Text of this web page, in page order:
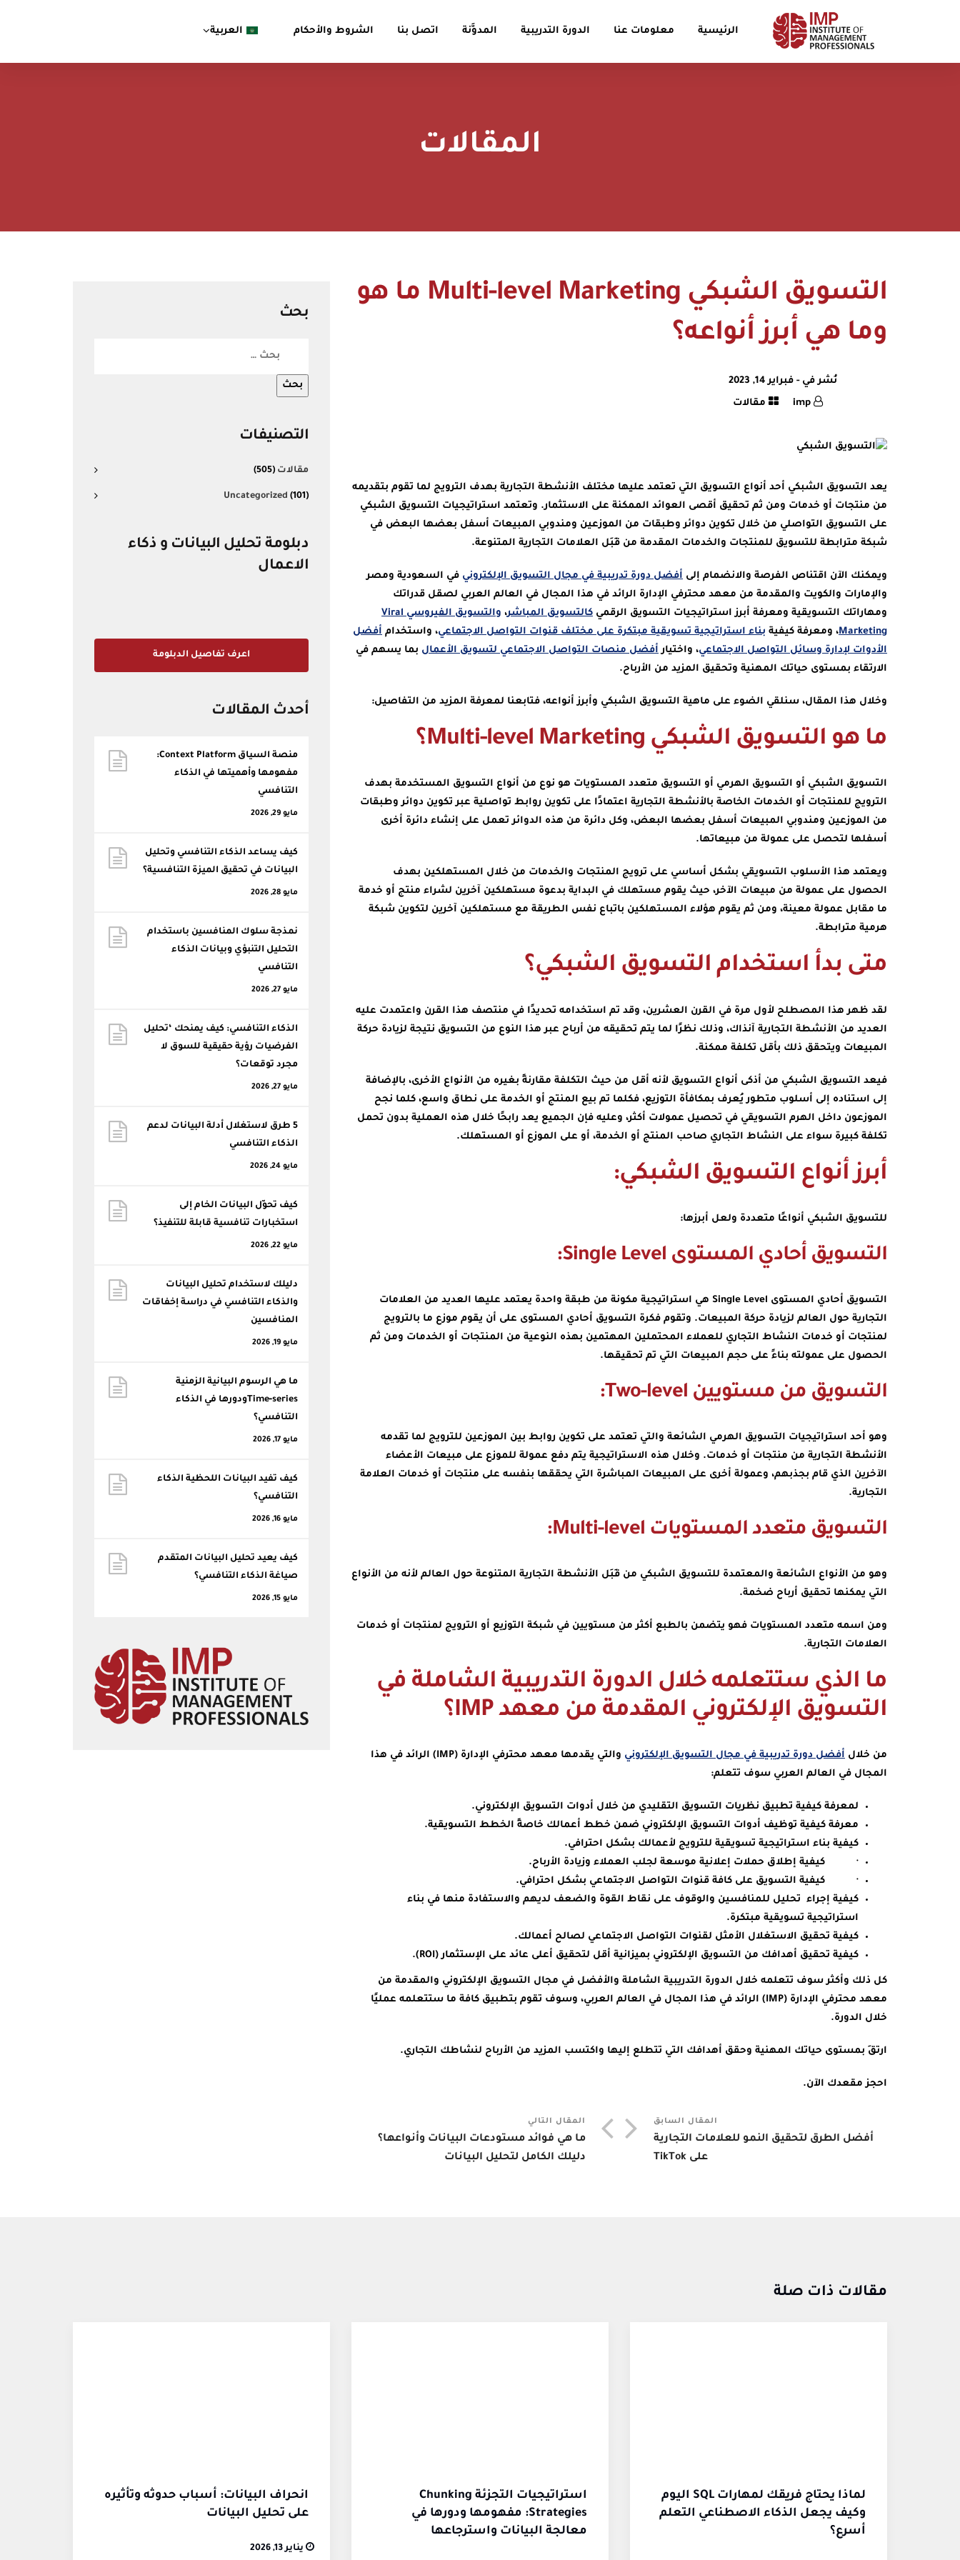
الرئيسية معلومات عنا الدورة التدريبية المدوَّنة اتصل بنا الشروط والأحكام العربية
المقالات
التسويق الشبكي Multi-level Marketing ما هو
وما هي أبرز أنواعه؟
نُشر في - فبراير 14, 2023
imp مقالات
يعد التسويق الشبكي أحد أنواع التسويق التي تعتمد عليها مختلف الأنشطة التجارية بهدف الترويج لما تقوم بتقديمه
من منتجات أو خدمات ومن ثم تحقيق أقصى العوائد الممكنة على الاستثمار. وتعتمد استراتيجيات التسويق الشبكي
على التسويق التواصلي من خلال تكوين دوائر وطبقات من الموزعين ومندوبي المبيعات أسفل بعضها البعض في
شبكة مترابطة للتسويق للمنتجات والخدمات المقدمة من قِبَل العلامات التجارية المتنوعة.
ويمكنك الآن اقتناص الفرصة والانضمام إلى أفضل دورة تدريبية في مجال التسويق الإلكتروني في السعودية ومصر
والإمارات والكويت والمقدمة من معهد محترفي الإدارة الرائد في هذا المجال في العالم العربي لصقل قدراتك
ومهاراتك التسويقية ومعرفة أبرز استراتيجيات التسويق الرقمي كالتسويق المباشر،
والتسويق الفيروسي Viral
Marketing، ومعرفة كيفية بناء استراتيجية تسويقية مبتكرة على مختلف قنوات التواصل الاجتماعي، واستخدام أفضل
الأدوات لإدارة وسائل التواصل الاجتماعي، واختيارأفضل منصات التواصل الاجتماعي لتسويق الأعمال بما يسهم في
الارتقاء بمستوى حياتك المهنية وتحقيق المزيد من الأرباح.
وخلال هذا المقال، سنلقي الضوء على ماهية التسويق الشبكي وأبرز أنواعه، فتابعنا لمعرفة المزيد من التفاصيل:
ما هو التسويق الشبكي Multi-level Marketing؟
التسويق الشبكي أو التسويق الهرمي أو التسويق متعدد المستويات هو نوع من أنواع التسويق المستخدمة بهدف
الترويج للمنتجات أو الخدمات الخاصة بالأنشطة التجارية اعتمادًا على تكوين روابط تواصلية عبر تكوين دوائر وطبقات
من الموزعين ومندوبي المبيعات أسفل بعضها البعض، وكل دائرة من هذه الدوائر تعمل على إنشاء دائرة أخرى
أسفلها لتحصل على عمولة من مبيعاتها.
ويعتمد هذا الأسلوب التسويقي بشكل أساسي على ترويج المنتجات والخدمات من خلال المستهلكين بهدف
الحصول على عمولة من مبيعات الآخر، حيث يقوم مستهلك في البداية بدعوة مستهلكين آخرين لشراء منتج أو خدمة
ما مقابل عمولة معينة، ومن ثم يقوم هؤلاء المستهلكين باتباع نفس الطريقة مع مستهلكين آخرين لتكوين شبكة
هرمية مترابطة.
متى بدأ استخدام التسويق الشبكي؟
لقد ظهر هذا المصطلح لأول مرة في القرن العشرين، وقد تم استخدامه تحديدًا في منتصف هذا القرن واعتمدت عليه
العديد من الأنشطة التجارية آنذاك، وذلك نظرًا لما يتم تحقيقه من أرباح عبر هذا النوع من التسويق نتيجة لزيادة حركة
المبيعات ويتحقق ذلك بأقل تكلفة ممكنة.
فيعد التسويق الشبكي من أذكى أنواع التسويق لأنه أقل من حيث التكلفة مقارنةً بغيره من الأنواع الأخرى، بالإضافة
إلى استناده إلى أسلوب متطور يُعرف بمكافأة التوزيع، فكلما تم بيع المنتج أو الخدمة على نطاق واسع، كلما نجح
الموزعون داخل الهرم التسويقي في تحصيل عمولات أكثر، وعليه فإن الجميع يعد رابحًا خلال هذه العملية بدون تحمل
تكلفة كبيرة سواء على النشاط التجاري صاحب المنتج أو الخدمة، أو على الموزع أو المستهلك.
أبرز أنواع التسويق الشبكي:
للتسويق الشبكي أنواعًا متعددة ولعل أبرزها:
التسويق أحادي المستوى Single Level:
التسويق أحادي المستوى Single Level هي استراتيجية مكونة من طبقة واحدة يعتمد عليها العديد من العلامات
التجارية حول العالم لزيادة حركة المبيعات. وتقوم فكرة التسويق أحادي المستوى على أن يقوم موزع ما بالترويج
لمنتجات أو خدمات النشاط التجاري للعملاء المحتملين المهتمين بهذه النوعية من المنتجات أو الخدمات ومن ثم
الحصول على عمولته بناءً على حجم المبيعات التي تم تحقيقها.
التسويق من مستويين Two-level:
وهو أحد استراتيجيات التسويق الهرمي الشائعة والتي تعتمد على تكوين روابط بين الموزعين للترويج لما تقدمه
الأنشطة التجارية من منتجات أو خدمات. وخلال هذه الاستراتيجية يتم دفع عمولة للموزع على مبيعات الأعضاء
الآخرين الذي قام بجذبهم، وعمولة أخرى على المبيعات المباشرة التي يحققها بنفسه على منتجات أو خدمات العلامة
التجارية.
التسويق متعدد المستويات Multi-level:
وهو من الأنواع الشائعة والمعتمدة للتسويق الشبكي من قِبَل الأنشطة التجارية المتنوعة حول العالم لأنه من الأنواع
التي يمكنها تحقيق أرباح ضخمة.
ومن اسمه متعدد المستويات فهو يتضمن بالطبع أكثر من مستويين في شبكة التوزيع أو الترويج لمنتجات أو خدمات
العلامات التجارية.
ما الذي ستتعلمه خلال الدورة التدريبية الشاملة في
التسويق الإلكتروني المقدمة من معهد IMP؟
من خلال أفضل دورة تدريبية في مجال التسويق الإلكتروني
والتي يقدمها معهد محترفي الإدارة (IMP) الرائد في هذا
المجال في العالم العربي سوف تتعلم:
لمعرفة كيفية تطبيق نظريات التسويق التقليدي من خلال أدوات التسويق الإلكتروني.
معرفة كيفية توظيف أدوات التسويق الإلكتروني ضمن خطط أعمالك خاصةً الخطط التسويقية.
كيفية بناء استراتيجية تسويقية للترويج لأعمالك بشكل احترافي.
· كيفية إطلاق حملات إعلانية موسعة لجلب العملاء وزيادة الأرباح.
· كيفية التسويق على كافة قنوات التواصل الاجتماعي بشكل احترافي.
كيفية إجراء تحليل للمنافسين والوقوف على نقاط القوة والضعف لديهم والاستفادة منها في بناء
استراتيجية تسويقية مبتكرة.
كيفية تحقيق الاستغلال الأمثل لقنوات التواصل الاجتماعي لصالح أعمالك.
كيفية تحقيق أهدافك من التسويق الإلكتروني بميزانية أقل لتحقيق أعلى عائد على الإستثمار (ROI).
كل ذلك وأكثر سوف تتعلمه خلال الدورة التدريبية الشاملة والأفضل في مجال التسويق الإلكتروني والمقدمة من
معهد محترفي الإدارة (IMP) الرائد في هذا المجال في العالم العربي، وسوف تقوم بتطبيق كافة ما ستتعلمه عمليًا
خلال الدورة.
ارتقِ بمستوى حياتك المهنية وحقق أهدافك التي تتطلع إليها واكتسب المزيد من الأرباح لنشاطك التجاري.
احجز مقعدك الآن.
المقال السابق
أفضل الطرق لتحقيق النمو للعلامات التجارية
على TikTok
المقال التالي
ما هي فوائد مستودعات البيانات وأنواعها؟
دليلك الكامل لتحليل البيانات
بحث
التصنيفات
مقالات (505)
Uncategorized (101)
دبلومة تحليل البيانات و ذكاء
الاعمال
اعرف تفاصيل الدبلومة
أحدث المقالات
منصة السياق Context Platform:
مفهومها وأهميتها في الذكاء
التنافسي
مايو 29, 2026
كيف يساعد الذكاء التنافسي وتحليل
البيانات في تحقيق الميزة التنافسية؟
مايو 28, 2026
نمذجة سلوك المنافسين باستخدام
التحليل التنبؤي وبيانات الذكاء
التنافسي
مايو 27, 2026
الذكاء التنافسي: كيف يمنحك ‘تحليل
الفرضيات رؤية حقيقية للسوق لا
مجرد توقعات؟
مايو 27, 2026
5 طرق لاستغلال أدلة البيانات لدعم
الذكاء التنافسي
مايو 24, 2026
كيف تحوّل البيانات الخام إلى
استخبارات تنافسية قابلة للتنفيذ؟
مايو 22, 2026
دليلك لاستخدام تحليل البيانات
والذكاء التنافسي في دراسة إخفاقات
المنافسين
مايو 19, 2026
ما هي الرسوم البيانية الزمنية
Time‑seriesودورها في الذكاء
التنافسي؟
مايو 17, 2026
كيف تفيد البيانات اللحظية الذكاء
التنافسي؟
مايو 16, 2026
كيف يعيد تحليل البيانات المتقدم
صياغة الذكاء التنافسي؟
مايو 15, 2026
مقالات ذات صلة
انحراف البيانات: أسباب حدوثه وتأثيره
على تحليل البيانات
يناير 13, 2026
استراتيجيات التجزئة Chunking
Strategies: مفهومها ودورها في
معالجة البيانات واسترجاعها
لماذا يحتاج فريقك لمهارات SQL اليوم
وكيف يجعل الذكاء الاصطناعي التعلم
أسرع؟